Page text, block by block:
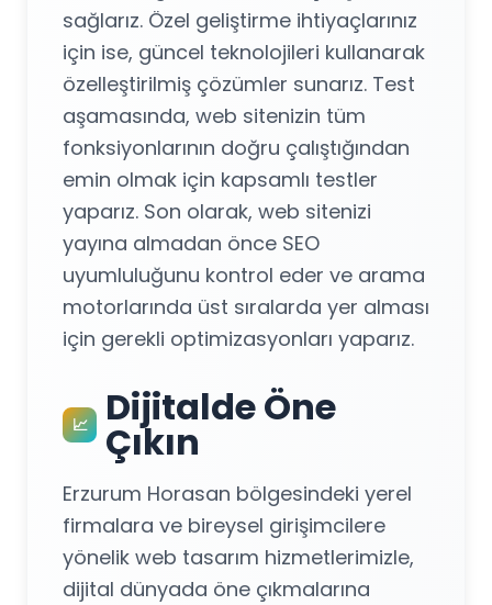
sağlarız. Özel geliştirme ihtiyaçlarınız
için ise, güncel teknolojileri kullanarak
özelleştirilmiş çözümler sunarız. Test
aşamasında, web sitenizin tüm
fonksiyonlarının doğru çalıştığından
emin olmak için kapsamlı testler
yaparız. Son olarak, web sitenizi
yayına almadan önce SEO
uyumluluğunu kontrol eder ve arama
motorlarında üst sıralarda yer alması
için gerekli optimizasyonları yaparız.
📈 Dijitalde Öne
Çıkın
Erzurum Horasan bölgesindeki yerel
firmalara ve bireysel girişimcilere
yönelik web tasarım hizmetlerimizle,
dijital dünyada öne çıkmalarına